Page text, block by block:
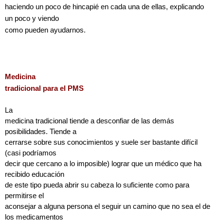
haciendo un poco de hincapié en cada una de ellas, explicando
un poco y viendo
como pueden ayudarnos.
Medicina
tradicional para el PMS
La
medicina tradicional tiende a desconfiar de las demás
posibilidades. Tiende a
cerrarse sobre sus conocimientos y suele ser bastante difícil
(casi podríamos
decir que cercano a lo imposible) lograr que un médico que ha
recibido educación
de este tipo pueda abrir su cabeza lo suficiente como para
permitirse el
aconsejar a alguna persona el seguir un camino que no sea el de
los medicamentos